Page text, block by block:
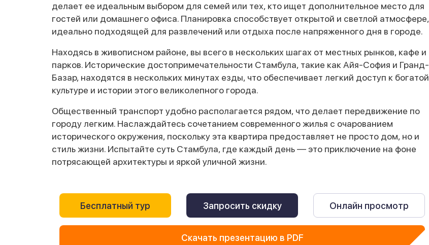
делает ее идеальным выбором для семей или тех, кто ищет дополнительное место для
гостей или домашнего офиса. Планировка способствует открытой и светлой атмосфере,
идеально подходящей для развлечений или отдыха после напряженного дня в городе.
Находясь в живописном районе, вы всего в нескольких шагах от местных рынков, кафе и
парков. Исторические достопримечательности Стамбула, такие как Айя-София и Гранд-
Базар, находятся в нескольких минутах езды, что обеспечивает легкий доступ к богатой
культуре и истории этого великолепного города.
Общественный транспорт удобно располагается рядом, что делает передвижение по
городу легким. Наслаждайтесь сочетанием современного жилья с очарованием
исторического окружения, поскольку эта квартира предоставляет не просто дом, но и
стиль жизни. Испытайте суть Стамбула, где каждый день — это приключение на фоне
потрясающей архитектуры и яркой уличной жизни.
Бесплатный тур Запросить скидку Онлайн просмотр
Скачать презентацию в PDF